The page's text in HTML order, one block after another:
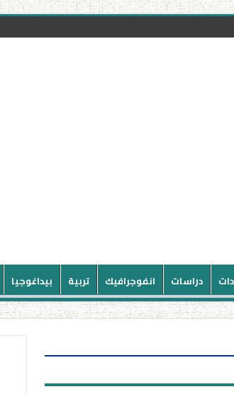
دراسات انفوجرافيك تربية بيداغوجيا